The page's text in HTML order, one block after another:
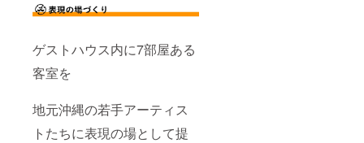
ゲストハウス内に7部屋ある
客室を
地元沖縄の若手アーティス
トたちに表現の場として提